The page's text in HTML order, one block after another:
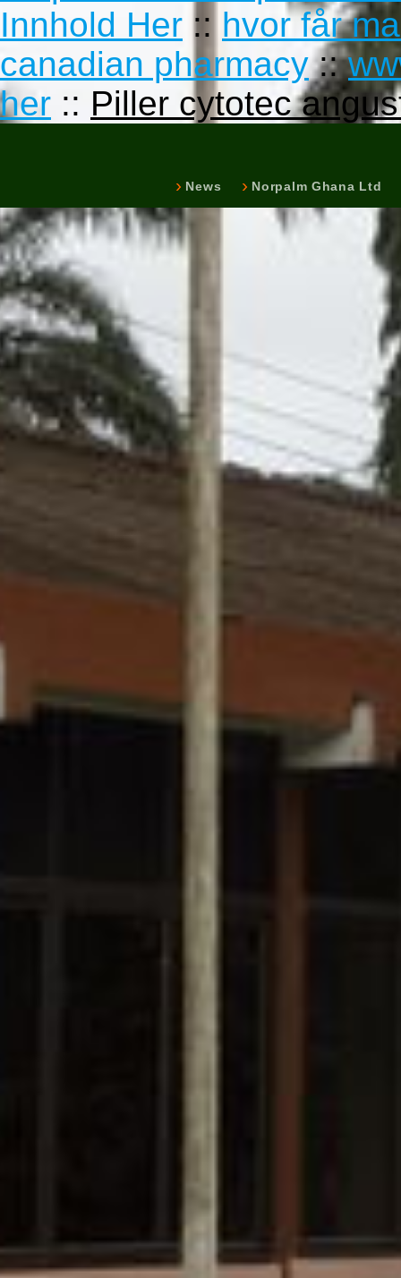
Innhold Her :: hvor får
canadian pharmacy::
her :: Piller cytotec
News Norpalm Ghana Ltd